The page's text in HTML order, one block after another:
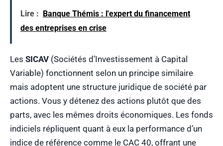
Lire : Banque Thémis : l'expert du financement
des entreprises en crise
Les SICAV (Sociétés d’Investissement à Capital
Variable) fonctionnent selon un principe similaire
mais adoptent une structure juridique de société par
actions. Vous y détenez des actions plutôt que des
parts, avec les mêmes droits économiques. Les fonds
indiciels répliquent quant à eux la performance d’un
indice de référence comme le CAC 40, offrant une